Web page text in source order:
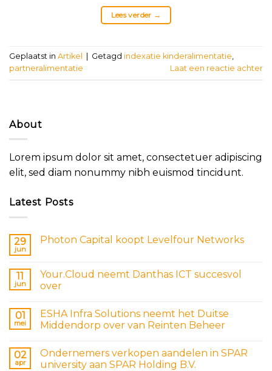
Lees verder →
Geplaatst in Artikel Getagd indexatie kinderalimentatie,
partneralimentatie
Laat een reactie achter
About
Lorem ipsum dolor sit amet, consectetuer adipiscing
elit, sed diam nonummy nibh euismod tincidunt.
Latest Posts
29
jun
Photon Capital koopt Levelfour Networks
11
jun
Your.Cloud neemt Danthas ICT succesvol
over
01
mei
ESHA Infra Solutions neemt het Duitse
Middendorp over van Reinten Beheer
02
apr
Ondernemers verkopen aandelen in SPAR
university aan SPAR Holding B.V.